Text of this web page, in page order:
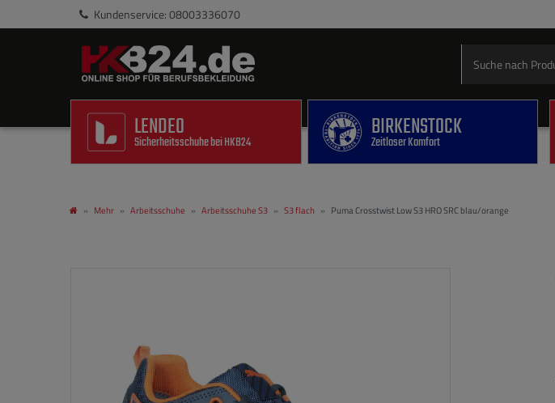
Kundenservice: 08003336070
LENDEO
Sicherheitsschuhe bei HKB24 BIRKENSTOCK
Zeitloser Komfort
Mehr Arbeitsschuhe Arbeitsschuhe S3 S3 flach Puma Crosstwist Low S3 HRO SRC blau/orange